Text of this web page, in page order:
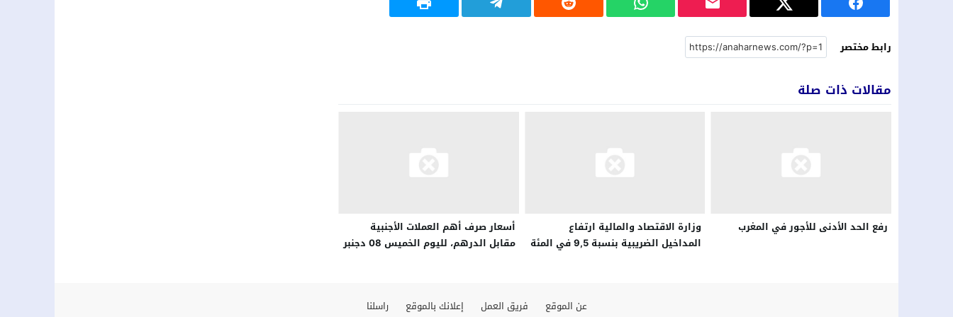
رابط مختصر
مقالات ذات صلة
رفع الحد الأدنى للأجور في المغرب
وزارة الاقتصاد والمالية ارتفاع
المداخيل الضريبية بنسبة 9,5 في المئة
أسعار صرف أهم العملات الأجنبية
مقابل الدرهم، لليوم الخميس 08 دجنبر
عن الموقع فريق العمل إعلانك بالموقع راسلنا